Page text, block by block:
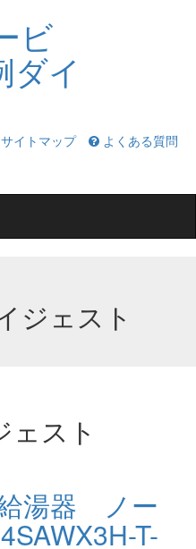
サイトマップ
よくある質問
ジェスト
湯器 ノー
T-